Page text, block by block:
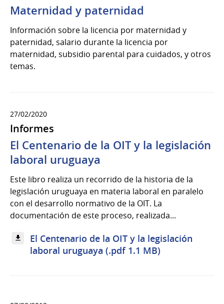
Maternidad y paternidad
Información sobre la licencia por maternidad y
paternidad, salario durante la licencia por
maternidad, subsidio parental para cuidados, y otros
temas.
27/02/2020
Informes
El Centenario de la OIT y la legislación
laboral uruguaya
Este libro realiza un recorrido de la historia de la
legislación uruguaya en materia laboral en paralelo
con el desarrollo normativo de la OIT. La
documentación de este proceso, realizada...
El Centenario de la OIT y la legislación
laboral uruguaya (.pdf 1.1 MB)